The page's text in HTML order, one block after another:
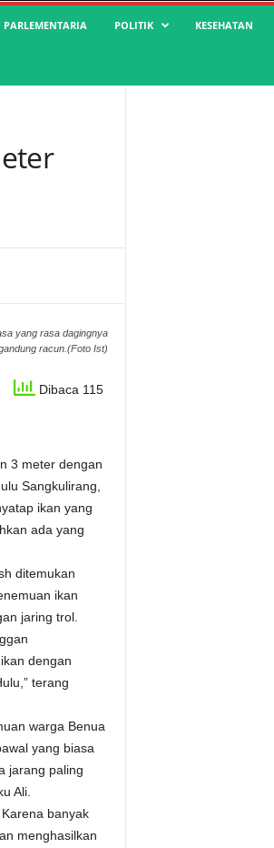
PARLEMENTARIA POLITIK KESEHATAN
yang rasa dagingnya
racun.(Foto Ist)
Dibaca 115
3 meter dengan
Sangkulirang,
ikan yang
ada yang
ditemukan
ikan
jaring trol.
dengan
terang
warga Benua
yang biasa
jarang paling
Ali.
banyak
menghasilkan